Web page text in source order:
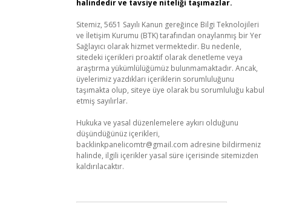
halindedir ve tavsiye niteliği taşımazlar.
Sitemiz, 5651 Sayılı Kanun gereğince Bilgi Teknolojileri
ve İletişim Kurumu (BTK) tarafından onaylanmış bir Yer
Sağlayıcı olarak hizmet vermektedir. Bu nedenle,
sitedeki içerikleri proaktif olarak denetleme veya
araştırma yükümlülüğümüz bulunmamaktadır. Ancak,
üyelerimiz yazdıkları içeriklerin sorumluluğunu
taşımakta olup, siteye üye olarak bu sorumluluğu kabul
etmiş sayılırlar.
Hukuka ve yasal düzenlemelere aykırı olduğunu
düşündüğünüz içerikleri,
backlinkpanelicomtr@gmail.com adresine bildirmeniz
halinde, ilgili içerikler yasal süre içerisinde sitemizden
kaldırılacaktır.